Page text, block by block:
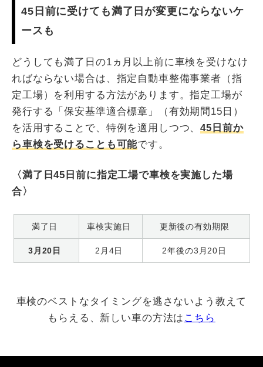
45日前に受けても満了日が変更にならないケ
ースも
どうしても満了日の1ヵ月以上前に車検を受けなけ
ればならない場合は、指定自動車整備事業者（指
定工場）を利用する方法があります。指定工場が
発行する「保安基準適合標章」（有効期間15日）
を活用することで、特例を適用しつつ、45日前か
ら車検を受けることも可能です。
〈満了日45日前に指定工場で車検を実施した場
合〉
満了日 車検実施日 更新後の有効期限
3月20日 2月4日 2年後の3月20日
車検のベストなタイミングを逃さないよう教えて
もらえる、新しい車の方法は こちら